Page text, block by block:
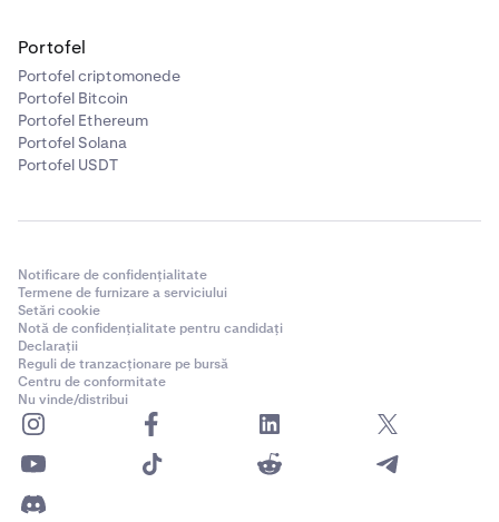
Portofel
Portofel criptomonede
Portofel Bitcoin
Portofel Ethereum
Portofel Solana
Portofel USDT
Notificare de confidențialitate
Termene de furnizare a serviciului
Setări cookie
Notă de confidențialitate pentru candidați
Declarații
Reguli de tranzacționare pe bursă
Centru de conformitate
Nu vinde/distribui